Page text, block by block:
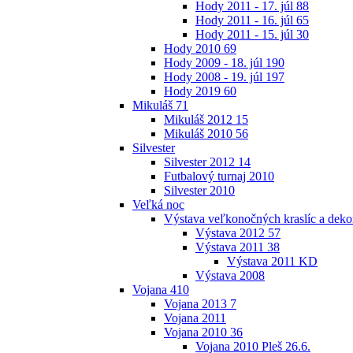
Hody 2011 - 17. júl 88
Hody 2011 - 16. júl 65
Hody 2011 - 15. júl 30
Hody 2010 69
Hody 2009 - 18. júl 190
Hody 2008 - 19. júl 197
Hody 2019 60
Mikuláš 71
Mikuláš 2012 15
Mikuláš 2010 56
Silvester
Silvester 2012 14
Futbalový turnaj 2010
Silvester 2010
Veľká noc
Výstava veľkonočných kraslíc a
Výstava 2012 57
Výstava 2011 38
Výstava 2011 KD
Výstava 2008
Vojana 410
Vojana 2013 7
Vojana 2011
Vojana 2010 36
Vojana 2010 Pleš 26.6.